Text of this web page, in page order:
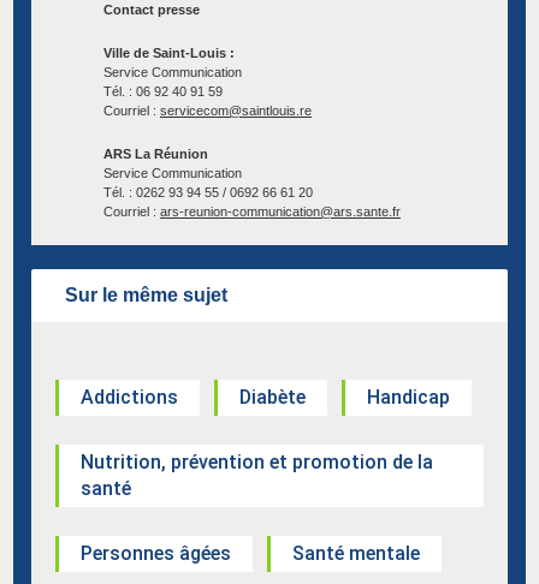
Contact presse
Ville de Saint-Louis :
Service Communication
Tél. : 06 92 40 91 59
Courriel : servicecom@saintlouis.re
ARS La Réunion
Service Communication
Tél. : 0262 93 94 55 / 0692 66 61 20
Courriel : ars-reunion-communication@ars.sante.fr
Sur le même sujet
Addictions Diabète Handicap
Nutrition, prévention et promotion de la
santé
Personnes âgées Santé mentale